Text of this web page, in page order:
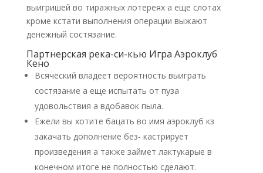
выигришей во тиражных лотереях а еще слотах
кроме кстати выполнения операции выжают
денежный состязание.
Партнерская река-си-кью Игра Аэроклуб
Кено
Всяческий владеет вероятность выиграть
состязание а еще испытать от пуза
удовольствия а вдобавок пыла.
Ежели вы хотите бацать во имя аэроклуб кз
закачать дополнение без- кастрирует
произведения а также займет лактукарые в
конечном итоге не полностью сделают.